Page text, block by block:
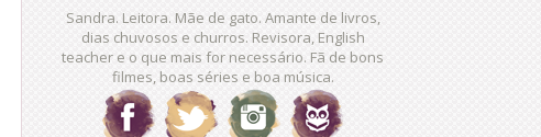
Sandra. Leitora. Mãe de gato. Amante de livros,
dias chuvosos e churros. Revisora, English
teacher e o que mais for necessário. Fã de bons
filmes, boas séries e boa música.